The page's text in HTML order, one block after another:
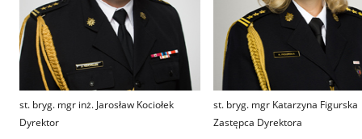
st. bryg. mgr inż. Jarosław Kociołek
Dyrektor
st. bryg. mgr Katarzyna Figurska
Zastępca Dyrektora